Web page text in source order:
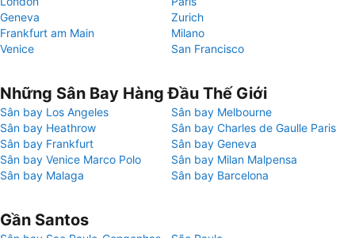
Geneva
Zurich
Frankfurt am Main
Milano
Venice
San Francisco
Những Sân Bay Hàng Đầu Thế Giới
Sân bay Los Angeles
Sân bay Melbourne
Sân bay Heathrow
Sân bay Charles de Gaulle Paris
Sân bay Frankfurt
Sân bay Geneva
Sân bay Venice Marco Polo
Sân bay Milan Malpensa
Sân bay Malaga
Sân bay Barcelona
Gần Santos